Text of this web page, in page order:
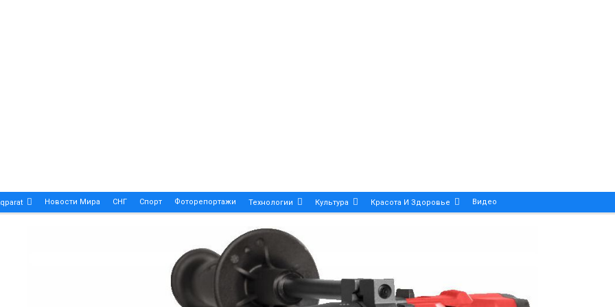
Новости Мира СНГ Спорт Фоторепортажи Технологии Культура Красота И Здоровье Видео
Patek Philippe Calatrava DATE – A True Symbol Of Elegance And Precision